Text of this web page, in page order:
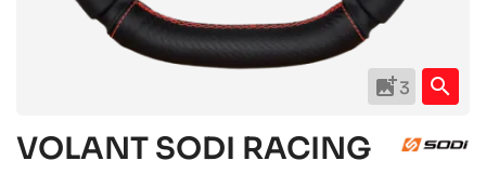
add_photo_alternate3 search
VOLANT SODI RACING